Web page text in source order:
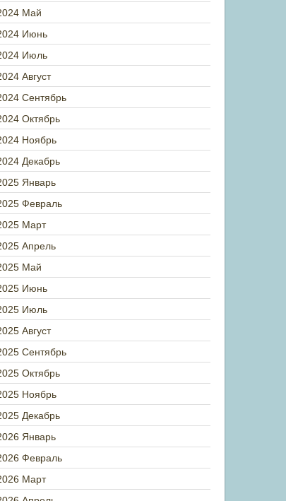
Май
Июнь
Июль
Август
Сентябрь
Октябрь
Ноябрь
Декабрь
Январь
Февраль
Март
Апрель
Май
Июнь
Июль
Август
Сентябрь
Октябрь
Ноябрь
Декабрь
Январь
Февраль
Март